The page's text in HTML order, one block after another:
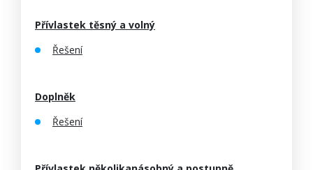
Přívlastek těsný a volný
Řešení
Doplněk
Řešení